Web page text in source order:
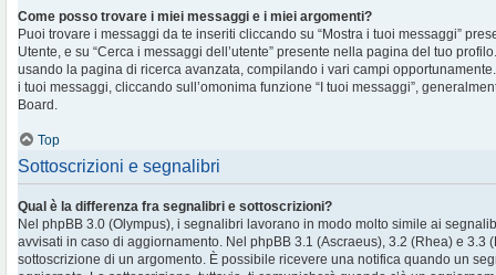
Come posso trovare i miei messaggi e i miei argomenti?
Puoi trovare i messaggi da te inseriti cliccando su “Mostra i tuoi messaggi”
Utente, e su “Cerca i messaggi dell’utente” presente nella pagina del tuo
usando la pagina di ricerca avanzata, compilando i vari campi
i tuoi messaggi, cliccando sull’omonima funzione “I tuoi messaggi”,
Board.
Top
Sottoscrizioni e segnalibri
Qual è la differenza fra segnalibri e sottoscrizioni?
Nel phpBB 3.0 (Olympus), i segnalibri lavorano in modo molto simile ai
avvisati in caso di aggiornamento. Nel phpBB 3.1 (Ascraeus), 3.2 (Rhea) e 3.3
sottoscrizione di un argomento. È possibile ricevere una notifica quando un